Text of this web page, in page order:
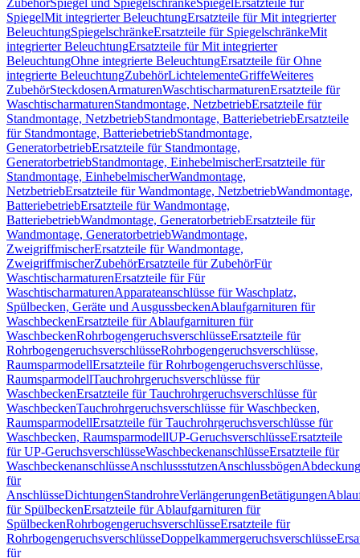
ZubehörSpiegel und SpiegelschränkeSpiegel Ersatzteile für
SpiegelMit integrierter BeleuchtungErsatzteile für Mit integrierter
BeleuchtungSpiegelschränkeErsatzteile für SpiegelschränkeMit
integrierter BeleuchtungErsatzteile für Mit integrierter
BeleuchtungOhne integrierte BeleuchtungErsatzteile für Ohne
integrierte BeleuchtungZubehörLichtelementeGriffeWeiteres
ZubehörSteckdosenArmaturenWaschtischarmaturenErsatzteile für
WaschtischarmaturenStandmontage, NetzbetriebErsatzteile für
Standmontage, NetzbetriebStandmontage, BatteriebetriebErsatzteile
für Standmontage, BatteriebetriebStandmontage,
GeneratorbetriebErsatzteile für Standmontage,
GeneratorbetriebStandmontage, EinhebelmischerErsatzteile für
Standmontage, EinhebelmischerWandmontage,
NetzbetriebErsatzteile für Wandmontage, NetzbetriebWandmontage,
BatteriebetriebErsatzteile für Wandmontage,
BatteriebetriebWandmontage, GeneratorbetriebErsatzteile für
Wandmontage, GeneratorbetriebWandmontage,
ZweigriffmischerErsatzteile für Wandmontage,
ZweigriffmischerZubehörErsatzteile für ZubehörFür
WaschtischarmaturenErsatzteile für Für
WaschtischarmaturenApparateanschlüsse für Waschplatz,
Spülbecken, Geräte und AusgussbeckenAblaufgarnituren für
WaschbeckenErsatzteile für Ablaufgarnituren für
WaschbeckenRohrbogengeruchsverschlüsseErsatzteile für
RohrbogengeruchsverschlüsseRohrbogengeruchsverschlüsse,
RaumsparmodellErsatzteile für Rohrbogengeruchsverschlüsse,
RaumsparmodellTauchrohrgeruchsverschlüsse für
WaschbeckenErsatzteile für Tauchrohrgeruchsverschlüsse für
WaschbeckenTauchrohrgeruchsverschlüsse für Waschbecken,
RaumsparmodellErsatzteile für Tauchrohrgeruchsverschlüsse für
Waschbecken, RaumsparmodellUP-GeruchsverschlüsseErsatzteile
für UP-GeruchsverschlüsseWaschbeckenanschlüsseErsatzteile für
WaschbeckenanschlüsseAnschlussstutzenAnschlussbögen
für
AnschlüsseDichtungenStandrohreVerlängerungenBetätigungen
für SpülbeckenErsatzteile für Ablaufgarnituren für
SpülbeckenRohrbogengeruchsverschlüsseErsatzteile für
RohrbogengeruchsverschlüsseDoppelkammergeruchsverschlüsse
für